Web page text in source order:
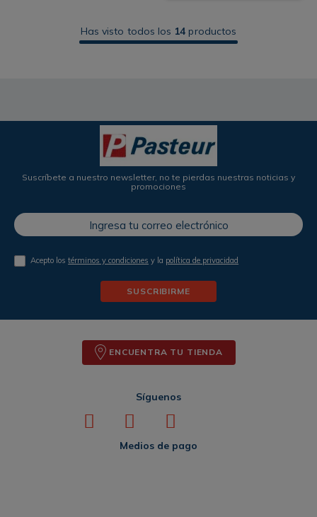
Has visto todos los 14 productos
Suscríbete a nuestro newsletter, no te pierdas nuestras noticias y
promociones
Acepto lostérminos y condiciones y la política de privacidad
SUSCRIBIRME
ENCUENTRA TU TIENDA
Síguenos
Medios de pago